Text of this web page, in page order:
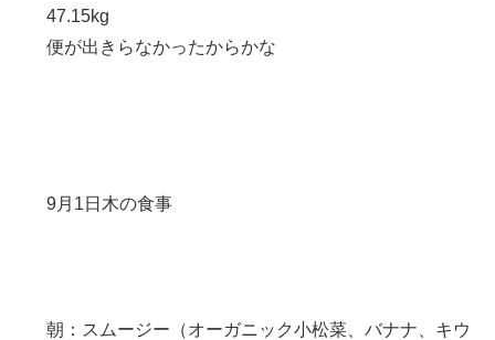
47.15kg
便が出きらなかったからかな
9月1日木の食事
朝：スムージー（オーガニック小松菜、バナナ、キウ